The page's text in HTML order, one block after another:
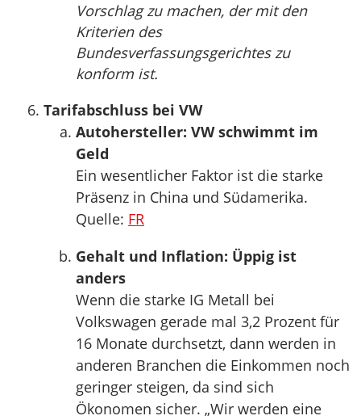
Vorschlag zu machen, der mit den
Kriterien des
Bundesverfassungsgerichtes zu
konform ist.
Tarifabschluss bei VW
Autohersteller: VW schwimmt im
Geld
Ein wesentlicher Faktor ist die starke
Präsenz in China und Südamerika.
Quelle: FR
Gehalt und Inflation: Üppig ist
anders
Wenn die starke IG Metall bei
Volkswagen gerade mal 3,2 Prozent für
16 Monate durchsetzt, dann werden in
anderen Branchen die Einkommen noch
geringer steigen, da sind sich
Ökonomen sicher. „Wir werden eine